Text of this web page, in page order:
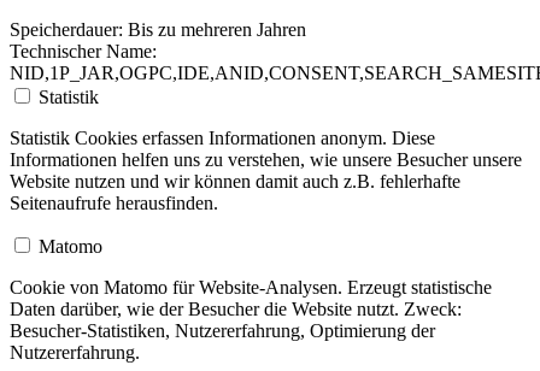
Speicherdauer: Bis zu mehreren Jahren
Technischer Name:
Statistik
Statistik Cookies erfassen Informationen anonym. Diese
Informationen helfen uns zu verstehen, wie unsere Besucher unsere
Website nutzen und wir können damit auch z.B. fehlerhafte
Seitenaufrufe herausfinden.
Matomo
Cookie von Matomo für Website-Analysen. Erzeugt statistische
Daten darüber, wie der Besucher die Website nutzt. Zweck:
Besucher-Statistiken, Nutzererfahrung, Optimierung der
Nutzererfahrung.